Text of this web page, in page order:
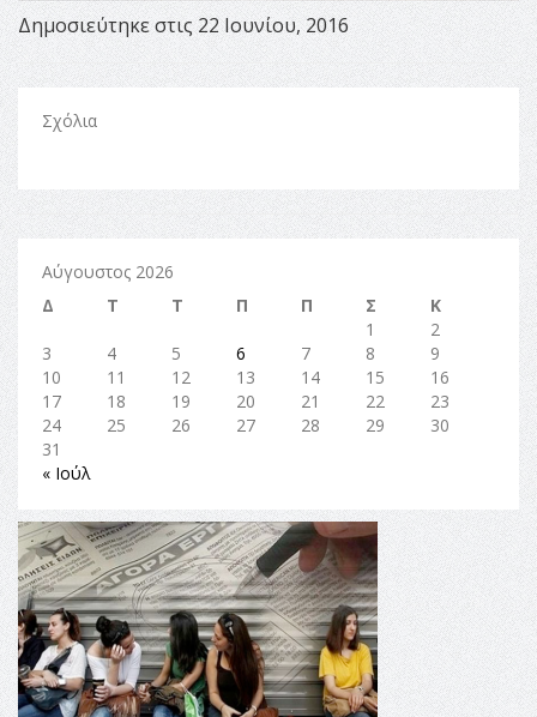
Δημοσιεύτηκε στις 22 Ιουνίου, 2016
Σχόλια
Αύγουστος 2026
Δ
Τ Τ Π Π Σ
Κ
1
2
3
4 5 6 7 8
9
10
11 12 13 14 15
16
17
18 19 20 21 22
23
24
25 26 27 28 29
30
31
« Ιούλ